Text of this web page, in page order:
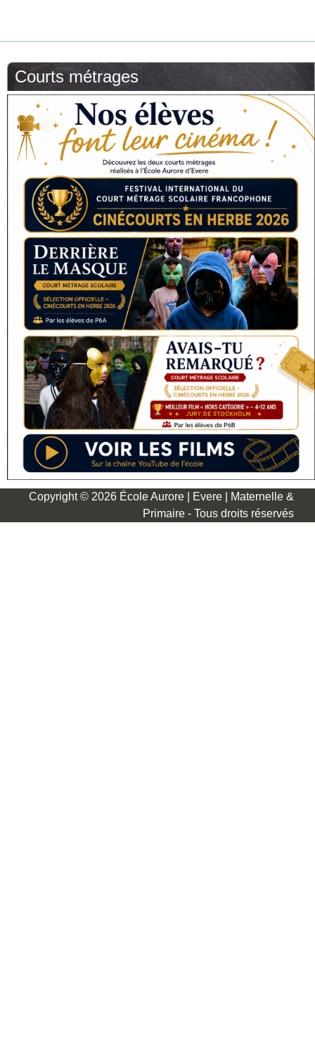
Courts métrages
Copyright © 2026 École Aurore | Evere | Maternelle &
Primaire - Tous droits réservés